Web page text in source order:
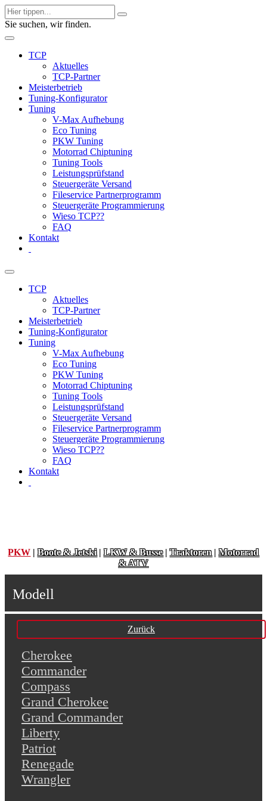
Sie suchen, wir finden.
TCP
Aktuelles
TCP-Partner
Meisterbetrieb
Tuning-Konfigurator
Tuning
V-Max Aufhebung
Eco Tuning
PKW Tuning
Motorrad Chiptuning
Tuning Tools
Leistungsprüfstand
Steuergeräte Versand
Fileservice Partnerprogramm
Steuergeräte Programmierung
Wieso TCP??
FAQ
Kontakt
TCP
Aktuelles
TCP-Partner
Meisterbetrieb
Tuning-Konfigurator
Tuning
V-Max Aufhebung
Eco Tuning
PKW Tuning
Motorrad Chiptuning
Tuning Tools
Leistungsprüfstand
Steuergeräte Versand
Fileservice Partnerprogramm
Steuergeräte Programmierung
Wieso TCP??
FAQ
Kontakt
PKW |Boote & Jetski|LKW & Busse|Traktoren|Motorrad
& ATV
Modell
Zurück
Cherokee
Commander
Compass
Grand Cherokee
Grand Commander
Liberty
Patriot
Renegade
Wrangler